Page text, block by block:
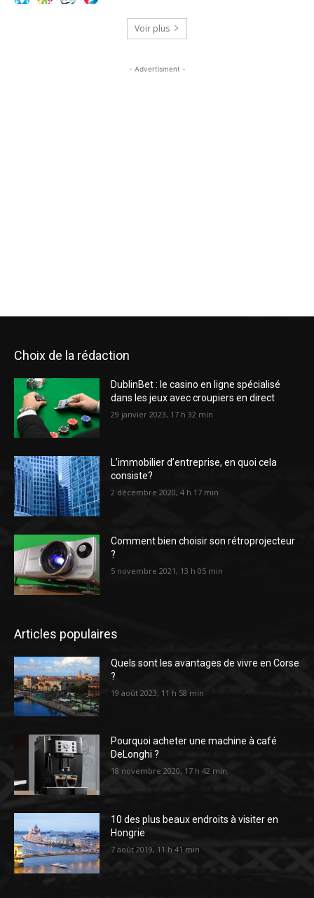
Voir plus
- Advertisment -
Choix de la rédaction
DublinBet : le casino en ligne spécialisé
dans les jeux avec croupiers en direct
29 janvier 2023, 17 h 32 min
L’immobilier d’entreprise, en quoi cela
consiste?
2 décembre 2020, 4 h 17 min
Comment bien choisir son rétroprojecteur
?
5 novembre 2021, 13 h 05 min
Articles populaires
Quels sont les avantages de vivre en Corse
?
19 août 2023, 11 h 58 min
Pourquoi acheter une machine à café
DeLonghi ?
18 novembre 2020, 17 h 42 min
10 des plus beaux endroits à visiter en
Hongrie
7 août 2019, 11 h 41 min